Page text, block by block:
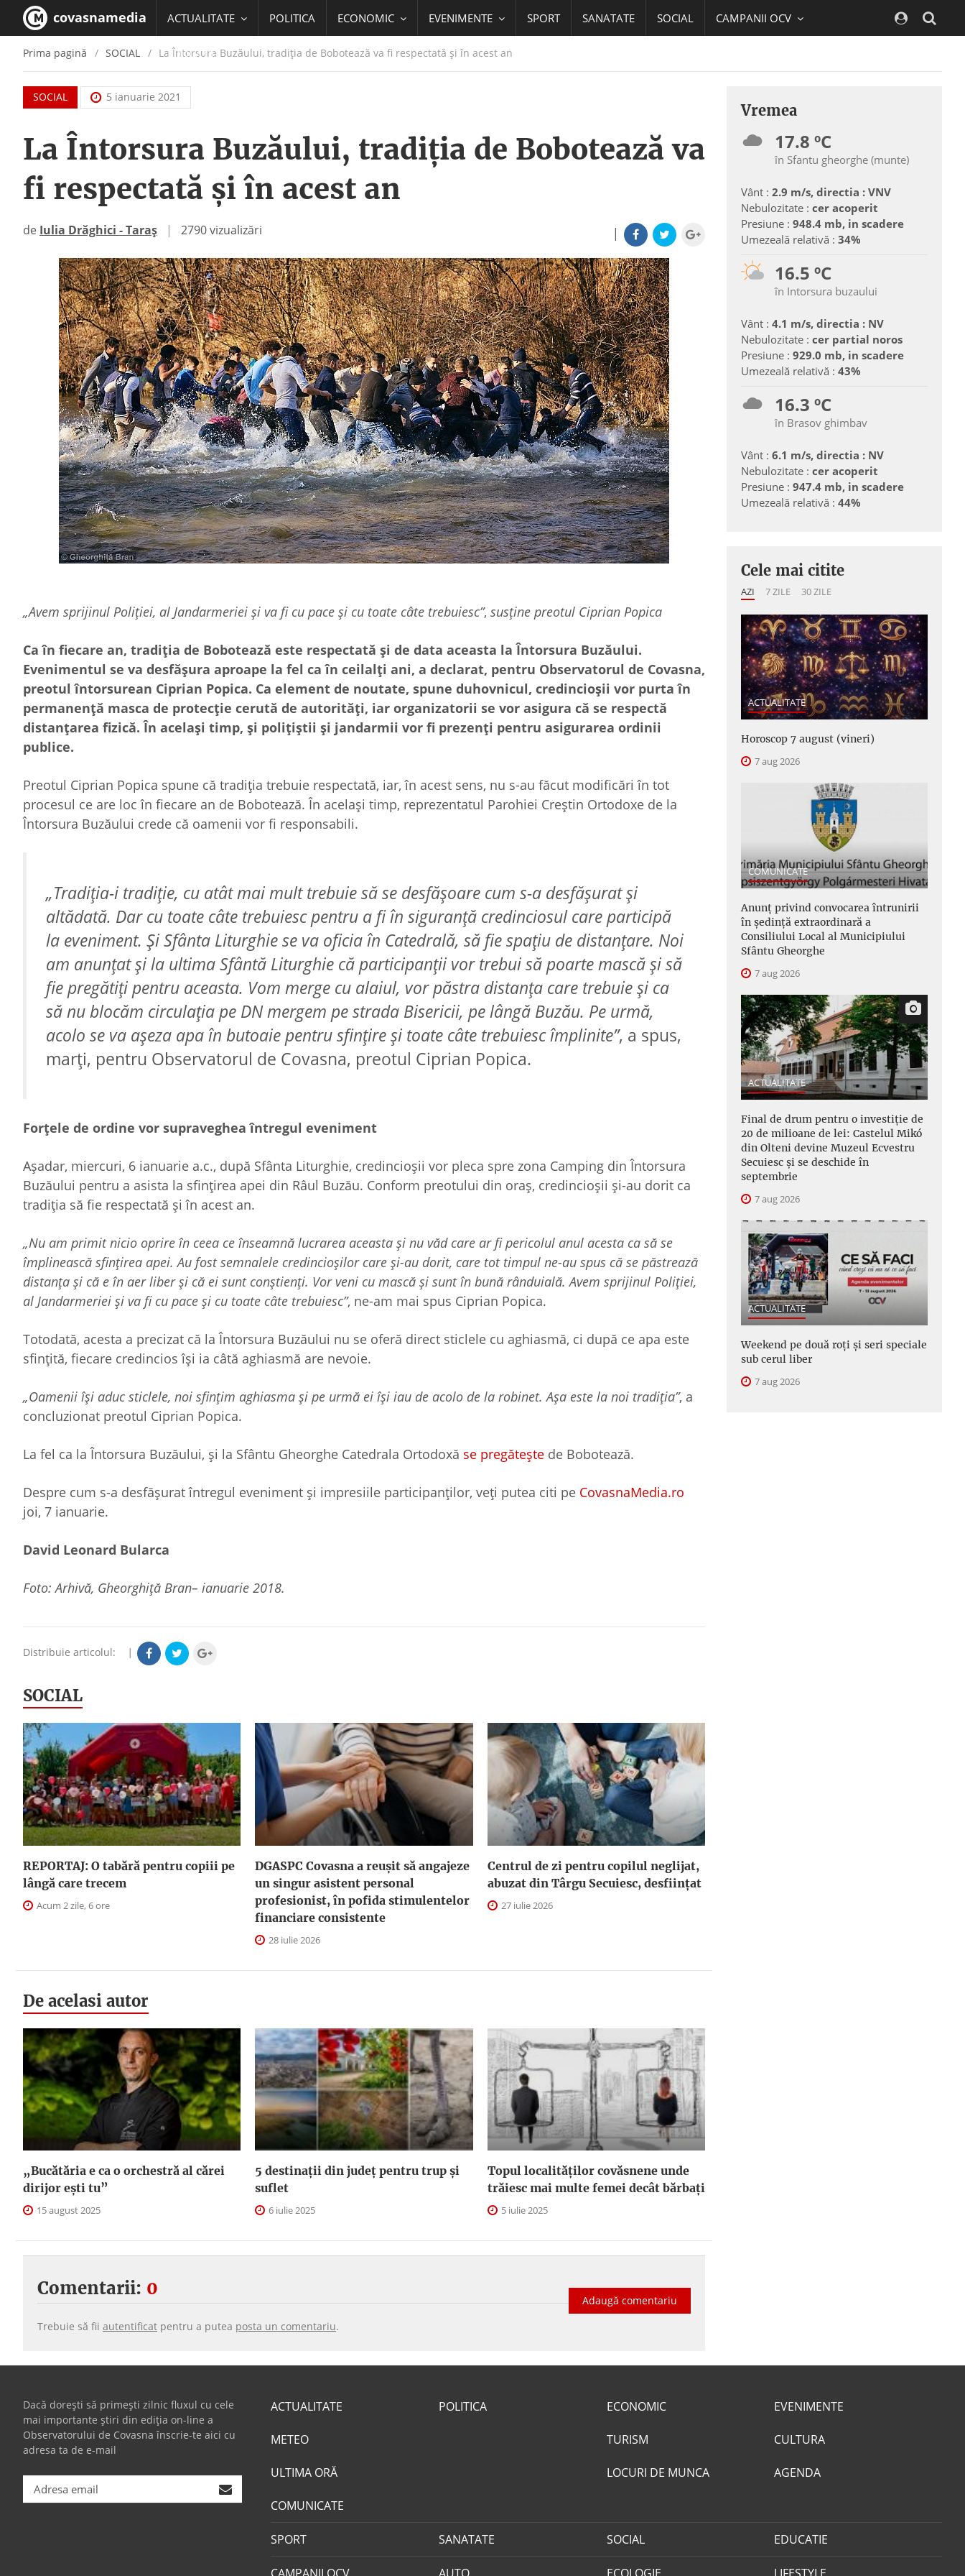
covasnamedia ACTUALITATE POLITICA ECONOMIC EVENIMENTE SPORT SANATATE SOCIAL CAMPANII OCV
EDUCATIE
Prima pagină SOCIAL La Întorsura Buzăului, tradiția de Bobotează va fi respectată și în acest an
SOCIAL 5 ianuarie 2021
La Întorsura Buzăului, tradiția de Bobotează va
fi respectată și în acest an
|
de Iulia Drăghici - Taraș | 2790 vizualizări
„Avem sprijinul Poliției, al Jandarmeriei și va fi cu pace și cu toate câte trebuiesc”, susține preotul Ciprian Popica
Ca în fiecare an, tradiția de Bobotează este respectată și de data aceasta la Întorsura Buzăului.
Evenimentul se va desfășura aproape la fel ca în ceilalți ani, a declarat, pentru Observatorul de Covasna,
preotul întorsurean Ciprian Popica. Ca element de noutate, spune duhovnicul, credincioșii vor purta în
permanență masca de protecție cerută de autorități, iar organizatorii se vor asigura că se respectă
distanțarea fizică. În același timp, și polițiștii și jandarmii vor fi prezenți pentru asigurarea ordinii
publice.
Preotul Ciprian Popica spune că tradiția trebuie respectată, iar, în acest sens, nu s-au făcut modificări în tot
procesul ce are loc în fiecare an de Bobotează. În același timp, reprezentatul Parohiei Creștin Ortodoxe de la
Întorsura Buzăului crede că oamenii vor fi responsabili.
„Tradiția-i tradiție, cu atât mai mult trebuie să se desfășoare cum s-a desfășurat și
altădată. Dar cu toate câte trebuiesc pentru a fi în siguranță credinciosul care participă
la eveniment. Și Sfânta Liturghie se va oficia în Catedrală, să fie spațiu de distanțare. Noi
am anunțat și la ultima Sfântă Liturghie că participanții vor trebui să poarte mască și să
fie pregătiți pentru aceasta. Vom merge cu alaiul, vor păstra distanța care trebuie și ca
să nu blocăm circulația pe DN mergem pe strada Bisericii, pe lângă Buzău. Pe urmă,
acolo se va așeza apa în butoaie pentru sfințire și toate câte trebuiesc împlinite”, a spus,
marți, pentru Observatorul de Covasna, preotul Ciprian Popica.
Forțele de ordine vor supraveghea întregul eveniment
Așadar, miercuri, 6 ianuarie a.c., după Sfânta Liturghie, credincioșii vor pleca spre zona Camping din Întorsura
Buzăului pentru a asista la sfințirea apei din Râul Buzău. Conform preotului din oraș, credincioșii și-au dorit ca
tradiția să fie respectată și în acest an.
„Nu am primit nicio oprire în ceea ce înseamnă lucrarea aceasta și nu văd care ar fi pericolul anul acesta ca să se
împlinească sfințirea apei. Au fost semnalele credincioșilor care și-au dorit, care tot timpul ne-au spus că se păstrează
distanța și că e în aer liber și că ei sunt conștienți. Vor veni cu mască și sunt în bună rânduială. Avem sprijinul Poliției,
al Jandarmeriei și va fi cu pace și cu toate câte trebuiesc”, ne-am mai spus Ciprian Popica.
Totodată, acesta a precizat că la Întorsura Buzăului nu se oferă direct sticlele cu aghiasmă, ci după ce apa este
sfințită, fiecare credincios își ia câtă aghiasmă are nevoie.
„Oamenii își aduc sticlele, noi sfințim aghiasma și pe urmă ei își iau de acolo de la robinet. Așa este la noi tradiția”, a
concluzionat preotul Ciprian Popica.
La fel ca la Întorsura Buzăului, și la Sfântu Gheorghe Catedrala Ortodoxă se pregătește de Bobotează.
Despre cum s-a desfășurat întregul eveniment și impresiile participanților, veți putea citi pe CovasnaMedia.ro
joi, 7 ianuarie.
David Leonard Bularca
Foto: Arhivă, Gheorghiță Bran– ianuarie 2018.
Distribuie articolul: |
SOCIAL
REPORTAJ: O tabără pentru copiii pe
lângă care trecem
Acum 2 zile, 6 ore
DGASPC Covasna a reuşit să angajeze
un singur asistent personal
profesionist, în pofida stimulentelor
financiare consistente
28 iulie 2026
Centrul de zi pentru copilul neglijat,
abuzat din Târgu Secuiesc, desfiinţat
27 iulie 2026
De acelasi autor
„Bucătăria e ca o orchestră al cărei
dirijor ești tu”
15 august 2025
5 destinații din județ pentru trup și
suflet
6 iulie 2025
Topul localităților covăsnene unde
trăiesc mai multe femei decât bărbați
5 iulie 2025
Comentarii: 0
Adaugă comentariu
Trebuie să fii autentificat pentru a putea posta un comentariu.
Vremea
17.8 ºC
în Sfantu gheorghe (munte)
Vânt : 2.9 m/s, directia : VNV
Nebulozitate : cer acoperit
Presiune : 948.4 mb, in scadere
Umezeală relativă : 34%
16.5 ºC
în Intorsura buzaului
Vânt : 4.1 m/s, directia : NV
Nebulozitate : cer partial noros
Presiune : 929.0 mb, in scadere
Umezeală relativă : 43%
16.3 ºC
în Brasov ghimbav
Vânt : 6.1 m/s, directia : NV
Nebulozitate : cer acoperit
Presiune : 947.4 mb, in scadere
Umezeală relativă : 44%
Cele mai citite
AZI 7 ZILE 30 ZILE
ACTUALITATE
Horoscop 7 august (vineri)
7 aug 2026
COMUNICATE
Anunţ privind convocarea întrunirii
în şedinţă extraordinară a
Consiliului Local al Municipiului
Sfântu Gheorghe
7 aug 2026
ACTUALITATE
Final de drum pentru o investiție de
20 de milioane de lei: Castelul Mikó
din Olteni devine Muzeul Ecvestru
Secuiesc și se deschide în
septembrie
7 aug 2026
ACTUALITATE
Weekend pe două roți și seri speciale
sub cerul liber
7 aug 2026
Dacă dorești să primești zilnic fluxul cu cele
mai importante știri din ediția on-line a
Observatorului de Covasna înscrie-te aici cu
adresa ta de e-mail
ACTUALITATE
METEO
ULTIMA ORĂ
COMUNICATE
POLITICA ECONOMIC
TURISM
LOCURI DE MUNCA
EVENIMENTE
CULTURA
AGENDA
SPORT SANATATE SOCIAL EDUCATIE